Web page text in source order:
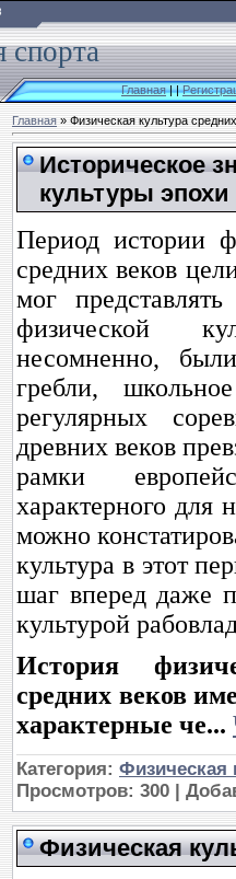
спорта
Главная||
Главная» Физическая культура
Историческое
культуры
Период истории
средних веков
мог
физической
несомненно,
гребли,
регулярных
древних веков
рамки
характерного для
можно
культура в этот
шаг вперед даже
культурой
История
средних веков
характерные че...
Категория: Физическая
Просмотров: 300 |
Физическая